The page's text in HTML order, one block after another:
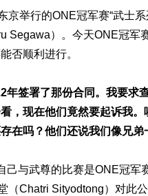
京举行的ONE冠军赛“武士
Segawa）。今天ONE冠军
否顺利进行。
年签署了那份合同。我要求
看，现在他们竟然要起诉
在吗？他们还说我们像兄弟
己与武尊的比赛是ONE冠军
（Chatri Sityodtong）对此